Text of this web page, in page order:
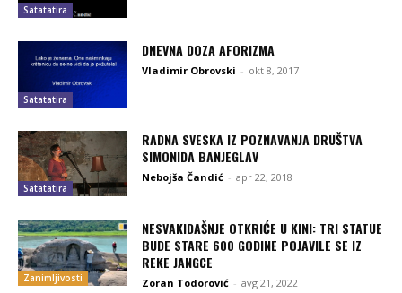
Satatatira
Satatatira
DNEVNA DOZA AFORIZMA
Vladimir Obrovski - okt 8, 2017
Satatatira
RADNA SVESKA IZ POZNAVANJA DRUŠTVA
SIMONIDA BANJEGLAV
Nebojša Čandić - apr 22, 2018
Zanimljivosti
NESVAKIDAŠNJE OTKRIĆE U KINI: TRI STATUE
BUDE STARE 600 GODINE POJAVILE SE IZ
REKE JANGCE
Zoran Todorović - avg 21, 2022